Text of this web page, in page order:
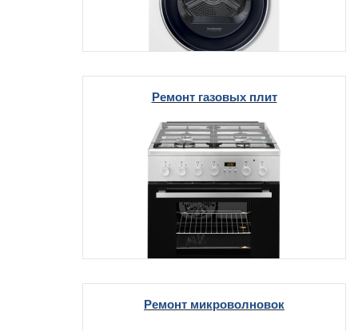
Ремонт газовых плит
Ремонт микроволновок